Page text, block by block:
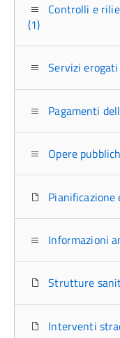
Controlli e
(1)
Servizi erogati
Pagamenti
Opere
Informazioni
Strutture
Interventi